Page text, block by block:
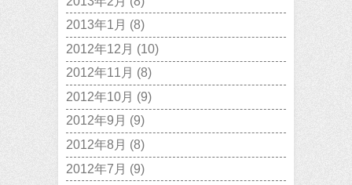
2013年1月 (8)
2012年12月 (10)
2012年11月 (8)
2012年10月 (9)
2012年9月 (9)
2012年8月 (8)
2012年7月 (9)